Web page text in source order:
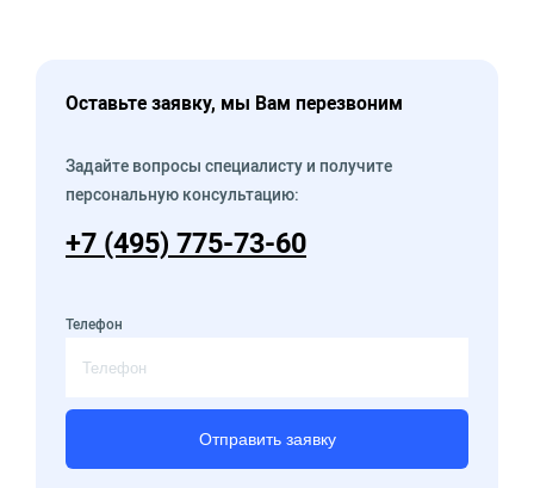
Оставьте заявку, мы Вам перезвоним
Задайте вопросы специалисту и получите
персональную консультацию:
+7 (495) 775-73-60
Телефон
Отправить заявку